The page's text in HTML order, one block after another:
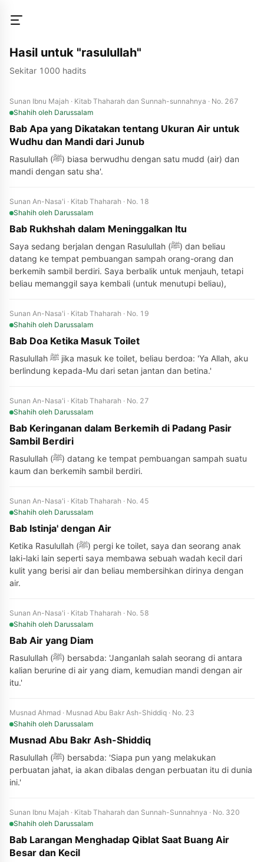
Hasil untuk "rasulullah"
Sekitar 1000 hadits
Sunan Ibnu Majah · Kitab Thaharah dan Sunnah-sunnahnya · No. 267
Shahih oleh Darussalam
Bab Apa yang Dikatakan tentang Ukuran Air untuk
Wudhu dan Mandi dari Junub
Rasulullah (ﷺ) biasa berwudhu dengan satu mudd (air) dan
mandi dengan satu sha'.
Sunan An-Nasa'i · Kitab Thaharah · No. 18
Shahih oleh Darussalam
Bab Rukhshah dalam Meninggalkan Itu
Saya sedang berjalan dengan Rasulullah (ﷺ) dan beliau
datang ke tempat pembuangan sampah orang-orang dan
berkemih sambil berdiri. Saya berbalik untuk menjauh, tetapi
beliau memanggil saya kembali (untuk menutupi beliau),
Sunan An-Nasa'i · Kitab Thaharah · No. 19
Shahih oleh Darussalam
Bab Doa Ketika Masuk Toilet
Rasulullah ﷺ jika masuk ke toilet, beliau berdoa: 'Ya Allah, aku
berlindung kepada-Mu dari setan jantan dan betina.'
Sunan An-Nasa'i · Kitab Thaharah · No. 27
Shahih oleh Darussalam
Bab Keringanan dalam Berkemih di Padang Pasir
Sambil Berdiri
Rasulullah (ﷺ) datang ke tempat pembuangan sampah suatu
kaum dan berkemih sambil berdiri.
Sunan An-Nasa'i · Kitab Thaharah · No. 45
Shahih oleh Darussalam
Bab Istinja' dengan Air
Ketika Rasulullah (ﷺ) pergi ke toilet, saya dan seorang anak
laki-laki lain seperti saya membawa sebuah wadah kecil dari
kulit yang berisi air dan beliau membersihkan dirinya dengan
air.
Sunan An-Nasa'i · Kitab Thaharah · No. 58
Shahih oleh Darussalam
Bab Air yang Diam
Rasulullah (ﷺ) bersabda: 'Janganlah salah seorang di antara
kalian berurine di air yang diam, kemudian mandi dengan air
itu.'
Musnad Ahmad · Musnad Abu Bakr Ash-Shiddiq · No. 23
Shahih oleh Darussalam
Musnad Abu Bakr Ash-Shiddiq
Rasulullah (ﷺ) bersabda: 'Siapa pun yang melakukan
perbuatan jahat, ia akan dibalas dengan perbuatan itu di dunia
ini.'
Sunan Ibnu Majah · Kitab Thaharah dan Sunnah-Sunnahnya · No. 320
Shahih oleh Darussalam
Bab Larangan Menghadap Qiblat Saat Buang Air
Besar dan Kecil